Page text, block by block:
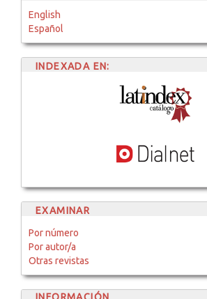
English
Español
INDEXADA EN:
EXAMINAR
Por número
Por autor/a
Otras revistas